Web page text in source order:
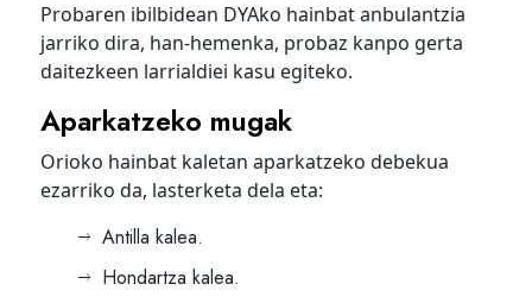
Probaren ibilbidean DYAko hainbat anbulantzia
jarriko dira, han-hemenka, probaz kanpo gerta
daitezkeen larrialdiei kasu egiteko.
Aparkatzeko mugak
Orioko hainbat kaletan aparkatzeko debekua
ezarriko da, lasterketa dela eta:
Antilla kalea.
Hondartza kalea.